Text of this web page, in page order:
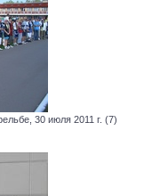
30 июля 2011 г. (7)